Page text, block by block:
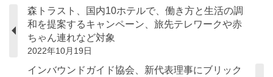
森トラスト、国内10ホテルで、働き方と生活の調
和を提案するキャンペーン、旅先テレワークや赤
ちゃん連れなど対象
2022年10月19日
インバウンドガイド協会、新代表理事にブリック